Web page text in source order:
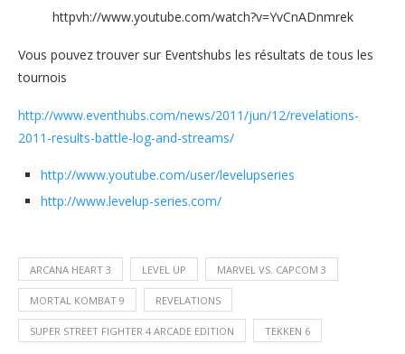
httpvh://www.youtube.com/watch?v=YvCnADnmrek
Vous pouvez trouver sur Eventshubs les résultats de tous les
tournois
http://www.eventhubs.com/news/2011/jun/12/revelations-
2011-results-battle-log-and-streams/
http://www.youtube.com/user/levelupseries
http://www.levelup-series.com/
ARCANA HEART 3 LEVEL UP MARVEL VS. CAPCOM 3
MORTAL KOMBAT 9 REVELATIONS
SUPER STREET FIGHTER 4 ARCADE EDITION TEKKEN 6